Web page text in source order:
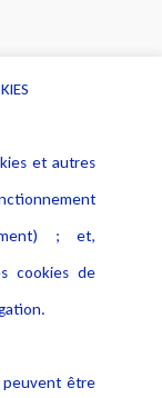
et autres
; et,
cookies de
peuvent être